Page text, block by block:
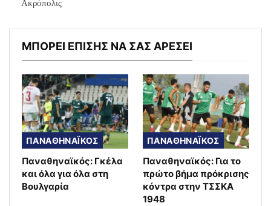
Ακρόπολις
ΜΠΟΡΕΙ ΕΠΙΣΗΣ ΝΑ ΣΑΣ ΑΡΕΣΕΙ
ΠΑΝΑΘΗΝΑΪΚΟΣ
Παναθηναϊκός: Γκέλα
και όλα για όλα στη
Βουλγαρία
ΠΑΝΑΘΗΝΑΪΚΟΣ
Παναθηναϊκός: Για το
πρώτο βήμα πρόκρισης
κόντρα στην ΤΣΣΚΑ
1948